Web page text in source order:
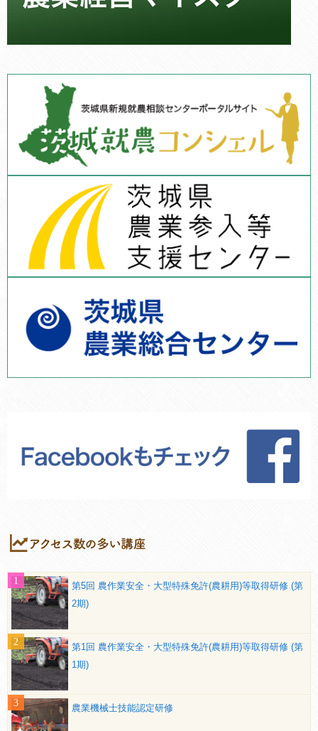
第5回 農作業安全・大型特殊免許(農耕用)等取得研修 (第
2期)
第1回 農作業安全・大型特殊免許(農耕用)等取得研修 (第
1期)
農業機械士技能認定研修